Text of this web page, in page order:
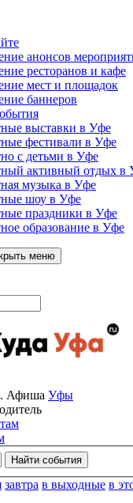
анонсов
ресторанов и кафе
мест и площадок
баннеров
выставки в Уфе
фестивали в Уфе
с детьми в Уфе
активный отдых в
музыка в Уфе
шоу в Уфе
праздники в Уфе
образование в Уфе
меню
Афиша Уфы
завтра в выходные в